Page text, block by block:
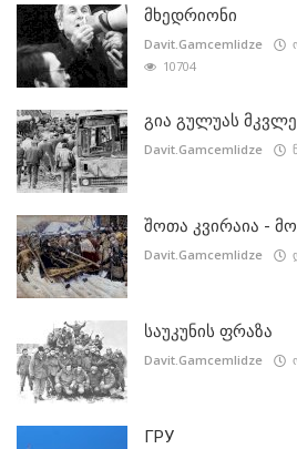
მხედრიონი
Davit.Gamcemlidze
10704
გია გულუას
Davit.Gamcemlidze
შოთა კვირაია -
Davit.Gamcemlidze
საუკუნის ფრაზა
Davit.Gamcemlidze
ГРУ